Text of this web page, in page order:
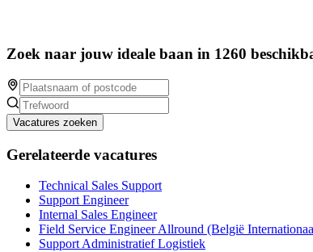
Zoek naar jouw ideale baan in 1260
Vacatures zoeken
Gerelateerde vacatures
Technical Sales Support
Support Engineer
Internal Sales Engineer
Field Service Engineer Allround (België
Support Administratief Logistiek